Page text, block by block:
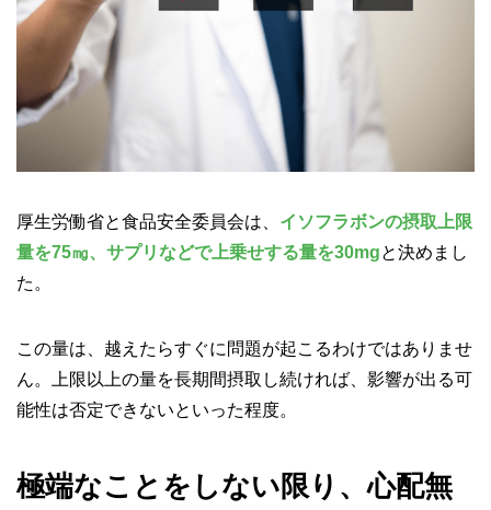
厚生労働省と食品安全委員会は、 イソフラボンの摂取上限
量を75㎎、サプリなどで上乗せする量を30mgと決めまし
た。
この量は、越えたらすぐに問題が起こるわけではありませ
ん。上限以上の量を長期間摂取し続ければ、影響が出る可
能性は否定できないといった程度。
極端なことをしない限り、心配無